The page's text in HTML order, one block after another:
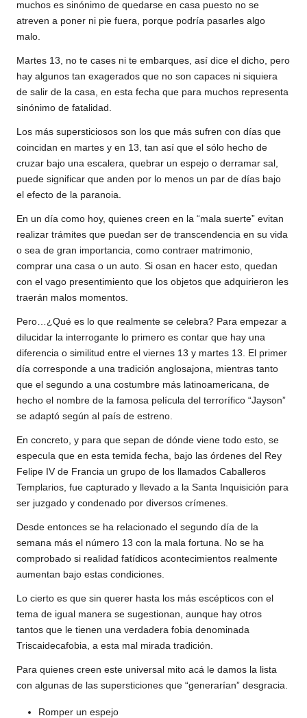
muchos es sinónimo de quedarse en casa puesto no se
atreven a poner ni pie fuera, porque podría pasarles algo
malo.
Martes 13, no te cases ni te embarques, así dice el dicho, pero
hay algunos tan exagerados que no son capaces ni siquiera
de salir de la casa, en esta fecha que para muchos representa
sinónimo de fatalidad.
Los más supersticiosos son los que más sufren con días que
coincidan en martes y en 13, tan así que el sólo hecho de
cruzar bajo una escalera, quebrar un espejo o derramar sal,
puede significar que anden por lo menos un par de días bajo
el efecto de la paranoia.
En un día como hoy, quienes creen en la “mala suerte” evitan
realizar trámites que puedan ser de transcendencia en su vida
o sea de gran importancia, como contraer matrimonio,
comprar una casa o un auto. Si osan en hacer esto, quedan
con el vago presentimiento que los objetos que adquirieron les
traerán malos momentos.
Pero…¿Qué es lo que realmente se celebra? Para empezar a
dilucidar la interrogante lo primero es contar que hay una
diferencia o similitud entre el viernes 13 y martes 13. El primer
día corresponde a una tradición anglosajona, mientras tanto
que el segundo a una costumbre más latinoamericana, de
hecho el nombre de la famosa película del terrorífico “Jayson”
se adaptó según al país de estreno.
En concreto, y para que sepan de dónde viene todo esto, se
especula que en esta temida fecha, bajo las órdenes del Rey
Felipe IV de Francia un grupo de los llamados Caballeros
Templarios, fue capturado y llevado a la Santa Inquisición para
ser juzgado y condenado por diversos crímenes.
Desde entonces se ha relacionado el segundo día de la
semana más el número 13 con la mala fortuna. No se ha
comprobado si realidad fatídicos acontecimientos realmente
aumentan bajo estas condiciones.
Lo cierto es que sin querer hasta los más escépticos con el
tema de igual manera se sugestionan, aunque hay otros
tantos que le tienen una verdadera fobia denominada
Triscaidecafobia, a esta mal mirada tradición.
Para quienes creen este universal mito acá le damos la lista
con algunas de las supersticiones que “generarían” desgracia.
Romper un espejo